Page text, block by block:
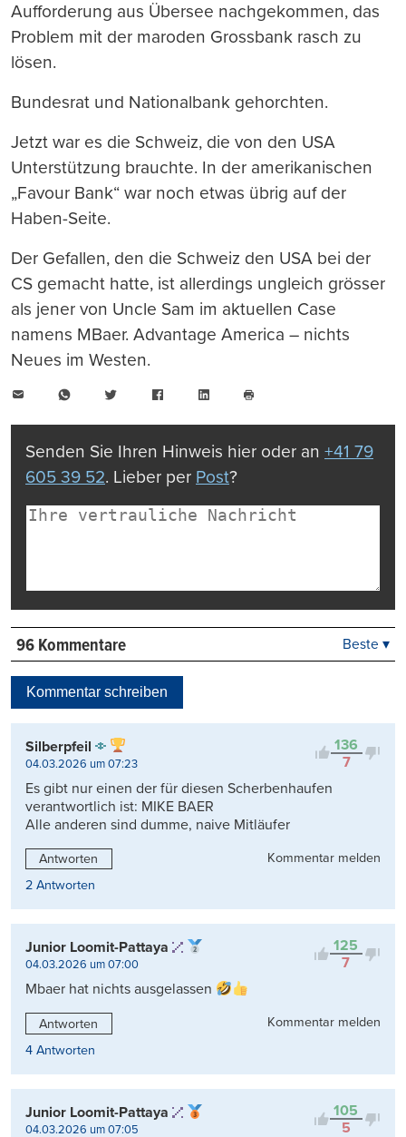
Aufforderung aus Übersee nachgekommen, das
Problem mit der maroden Grossbank rasch zu
lösen.
Bundesrat und Nationalbank gehorchten.
Jetzt war es die Schweiz, die von den USA
Unterstützung brauchte. In der amerikanischen
„Favour Bank“ war noch etwas übrig auf der
Haben-Seite.
Der Gefallen, den die Schweiz den USA bei der
CS gemacht hatte, ist allerdings ungleich grösser
als jener von Uncle Sam im aktuellen Case
namens MBaer. Advantage America – nichts
Neues im Westen.
WhatsAppTwitter FacebookLinkedIn
drucken
Senden Sie Ihren Hinweis hier oder an +41 79
605 39 52. Lieber per Post?
96 Kommentare
Kontrovers
Beste ▾
Kommentar schreiben
136
7
Silberpfeil
04.03.2026 um 07:23
Es gibt nur einen der für diesen Scherbenhaufen
verantwortlich ist: MIKE BAER
Alle anderen sind dumme, naive Mitläufer
Antworten
Kommentar melden
2 Antworten
125
7
Junior Loomit-Pattaya
04.03.2026 um 07:00
Mbaer hat nichts ausgelassen
Antworten
Kommentar melden
4 Antworten
105
5
Junior Loomit-Pattaya
04.03.2026 um 07:05